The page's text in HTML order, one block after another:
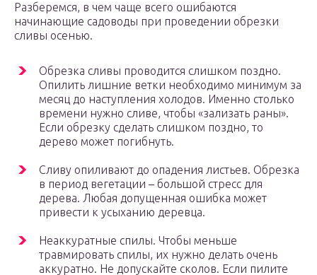
Разберемся, в чем чаще всего ошибаются
начинающие садоводы при проведении обрезки
сливы осенью.
Обрезка сливы проводится слишком поздно.
Опилить лишние ветки необходимо минимум за
месяц до наступления холодов. Именно столько
времени нужно сливе, чтобы «зализать раны».
Если обрезку сделать слишком поздно, то
дерево может погибнуть.
Сливу опиливают до опадения листьев. Обрезка
в период вегетации – большой стресс для
дерева. Любая допущенная ошибка может
привести к усыханию деревца.
Неаккуратные спилы. Чтобы меньше
травмировать спилы, их нужно делать очень
аккуратно. Не допускайте сколов. Если пилите